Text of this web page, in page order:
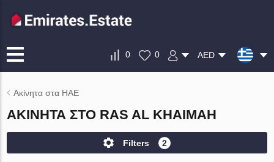
0 0 AED
Ακίνητα στα ΗΑΕ
ΑΚΊΝΗΤΑ ΣΤΟ RAS AL KHAIMAH
Filters 2